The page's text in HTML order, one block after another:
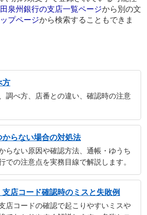
泉州銀行の支店一覧ページから別の文
ップページから検索することもできま
方
調べ方、店番との違い、確認時の注意
らない場合の対処法
らない原因や確認方法、通帳・ゆうち
での注意点を実務目線で解説します。
店コード確認時のミスと失敗例
店コードの確認で起こりやすいミスや